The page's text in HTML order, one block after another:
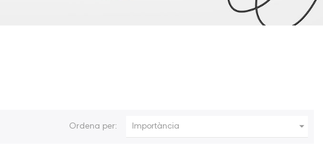
Ordena per: Importància 